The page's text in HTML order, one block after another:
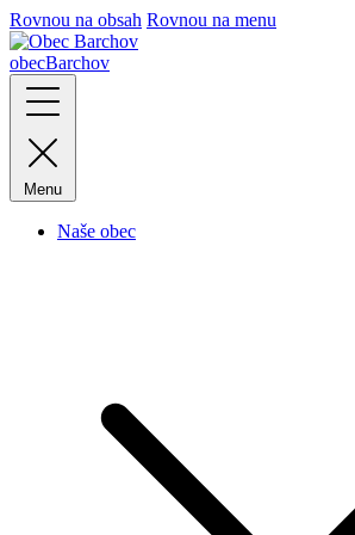
Rovnou na obsah Rovnou na menu
obecBarchov
Menu
Naše obec